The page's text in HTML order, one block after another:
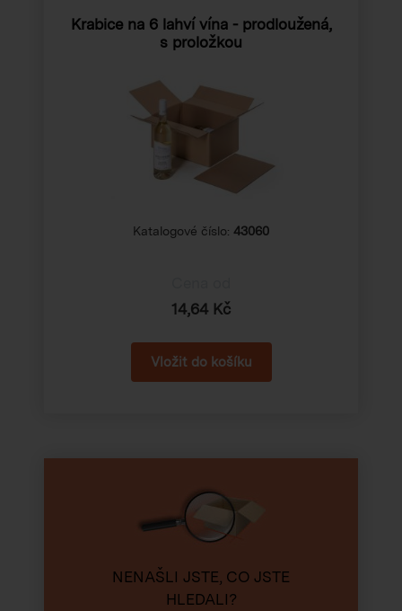
Krabice na 6 lahví vína - prodloužená,
s proložkou
Katalogové číslo: 43060
14,64 Kč
NENAŠLI JSTE, CO JSTE
HLEDALI?